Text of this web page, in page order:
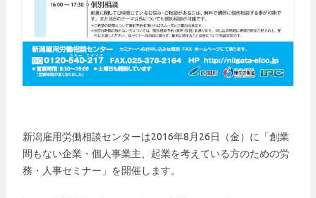
新潟雇用労働相談センターは2016年8月26日（金）に「創業
間もない企業・個人事業主、起業を考えている方のための労
務・人事セミナー」を開催します。